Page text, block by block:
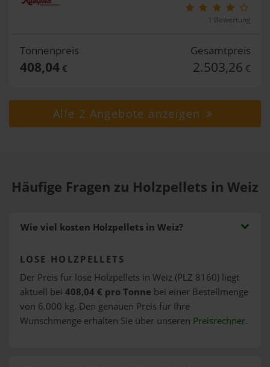
1 Bewertung
Tonnenpreis
408,04€
Gesamtpreis
2.503,26 €
Alle 2 Angebote anzeigen
Häufige Fragen zu Holzpellets in Weiz
Wie viel kosten Holzpellets in Weiz?
LOSE HOLZPELLETS
Der Preis für lose Holzpellets in Weiz (PLZ 8160) liegt
aktuell bei 408,04 € pro Tonne bei einer Bestellmenge
von 6.000 kg. Den genauen Preis für Ihre
Wunschmenge erhalten Sie über unseren Preisrechner.